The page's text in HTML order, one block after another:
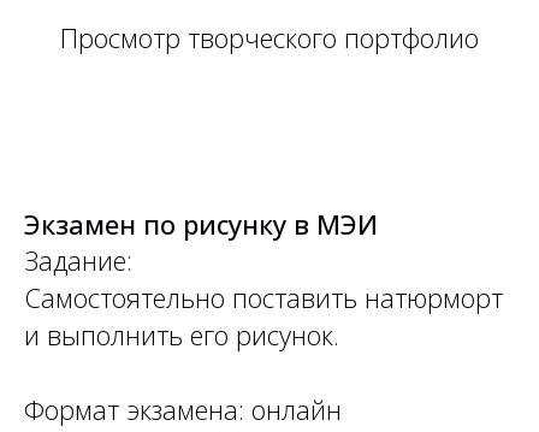
Просмотр творческого портфолио
Экзамен по рисунку в МЭИ
Задание:
Самостоятельно поставить натюрморт
и выполнить его рисунок.
Формат экзамена: онлайн